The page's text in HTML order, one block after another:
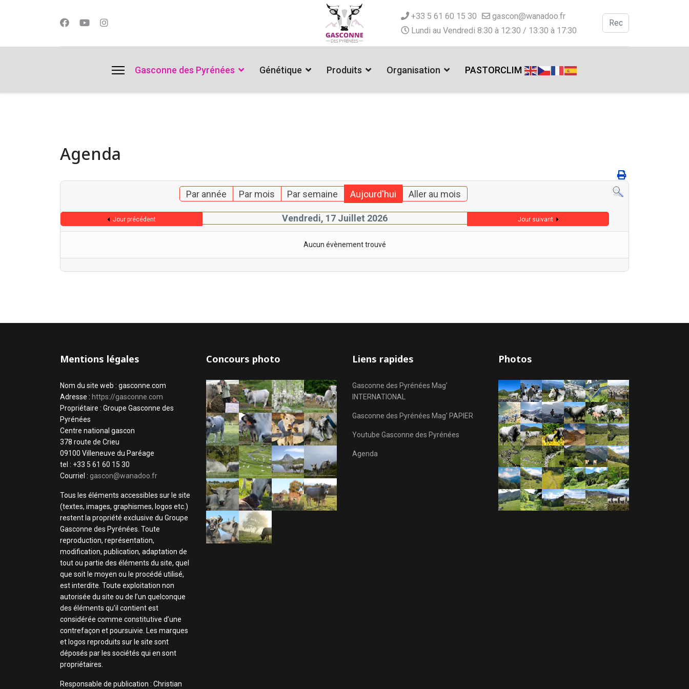
+33 5 61 60 15 30
gascon@wanadoo.fr
Lundi au Vendredi 8:30 à 12:30 / 13:30 à 17:30
Valider
Gasconne des Pyrénées Génétique Produits Organisation PASTORCLIM
Agenda
Par année Par mois Par semaine Aujourd'hui Aller au mois
Jour précédent Vendredi, 17 Juillet 2026 Jour suivant
Aucun évènement trouvé
Mentions légales
Nom du site web : gasconne.com
Adresse : https://gasconne.com
Propriétaire : Groupe Gasconne des
Pyrénées
Centre national gascon
378 route de Crieu
09100 Villeneuve du Paréage
tel : +33 5 61 60 15 30
Courriel : gascon@wanadoo.fr
Tous les éléments accessibles sur le site
(textes, images, graphismes, logos etc.)
restent la propriété exclusive du Groupe
Gasconne des Pyrénées. Toute
reproduction, représentation,
modification, publication, adaptation de
tout ou partie des éléments du site, quel
que soit le moyen ou le procédé utilisé,
est interdite. Toute exploitation non
autorisée du site ou de l’un quelconque
des éléments qu’il contient est
considérée comme constitutive d’une
contrefaçon et poursuivie. Les marques
et logos reproduits sur le site sont
déposés par les sociétés qui en sont
propriétaires.
Responsable de publication : Christian
Concours photo Liens rapides
Gasconne des Pyrénées Mag'
INTERNATIONAL
Gasconne des Pyrénées Mag' PAPIER
Youtube Gasconne des Pyrénées
Agenda
Photos